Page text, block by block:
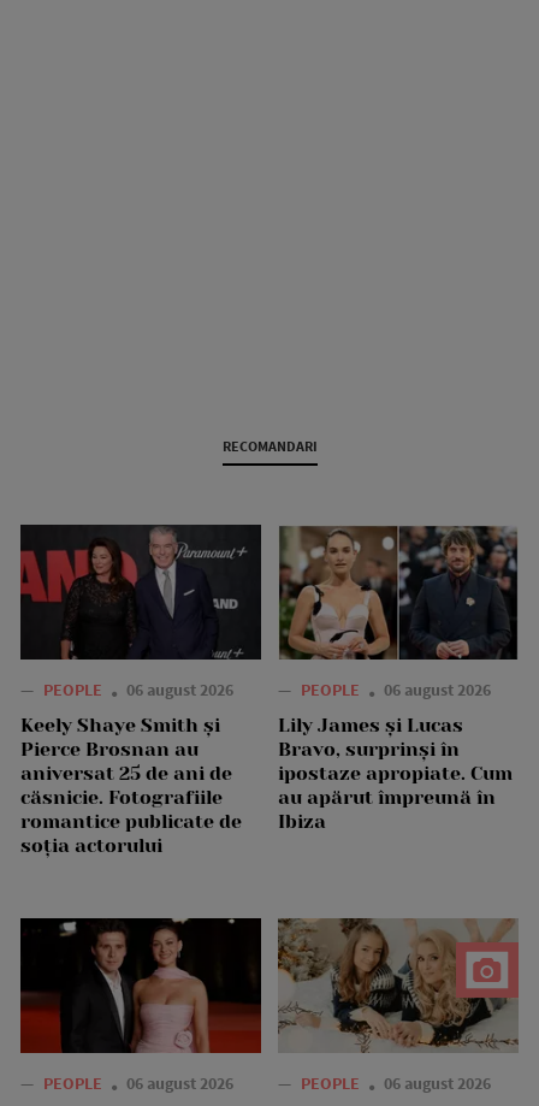
RECOMANDARI
— PEOPLE 06 august 2026
Keely Shaye Smith și
Pierce Brosnan au
aniversat 25 de ani de
căsnicie. Fotografiile
romantice publicate de
soția actorului
— PEOPLE 06 august 2026
Lily James și Lucas
Bravo, surprinși în
ipostaze apropiate. Cum
au apărut împreună în
Ibiza
— PEOPLE 06 august 2026 — PEOPLE 06 august 2026